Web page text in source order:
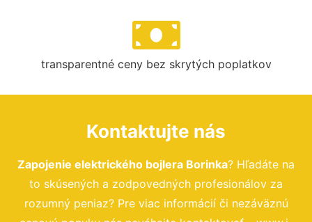
transparentné ceny bez skrytých poplatkov
Kontaktujte nás
Zapojenie elektrického bojlera Borinka? Hľadáte na
to skúsených a zodpovedných profesionálov za
rozumný peniaz? Pre viac informácií či nezáväznú